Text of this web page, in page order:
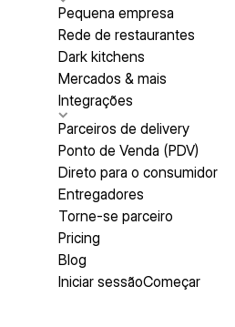
Pequena empresa
Rede de restaurantes
Dark kitchens
Mercados & mais
Integrações
Parceiros de delivery
Ponto de Venda (PDV)
Direto para o consumidor
Entregadores
Torne-se parceiro
Pricing
Blog
Iniciar sessãoComeçar